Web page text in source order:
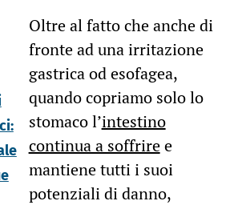
Oltre al fatto che anche di
fronte ad una irritazione
gastrica od esofagea,
quando copriamo solo lo
stomaco l’intestino
continua a soffriree
mantiene tutti i suoi
potenziali di danno,